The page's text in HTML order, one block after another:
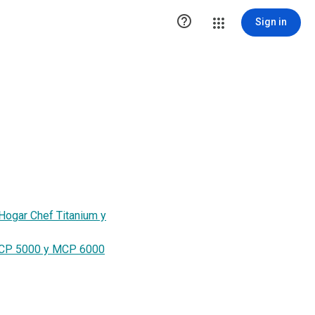
 Sign in
Chef Titanium y
5000 y MCP 6000